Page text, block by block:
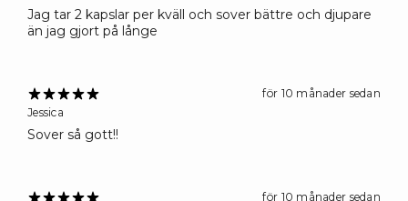
Jag tar 2 kapslar per kväll och sover bättre och djupare
än jag gjort på långe
för 10 månader sedan
Jessica
Sover så gott!!
för 10 månader sedan